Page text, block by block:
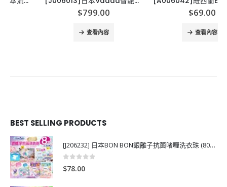
BEST SELLING PRODUCTS
[J206232] 日本BON BON銀離子抗菌啫喱洗衣珠 (80粒)
0
$78.00